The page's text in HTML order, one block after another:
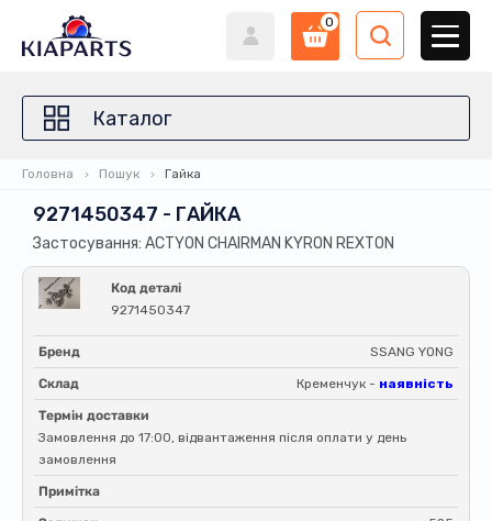
0
Каталог
Головна Пошук Гайка
9271450347 - ГАЙКА
Застосування: ACTYON CHAIRMAN KYRON REXTON
Код деталі
9271450347
Бренд SSANG YONG
Склад Кременчук - наявність
Термін доставки
Замовлення до 17:00, відвантаження після оплати у день
замовлення
Примітка